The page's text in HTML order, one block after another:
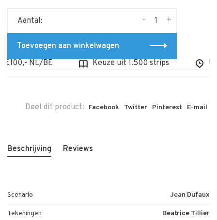
Aantal: +
-
Toevoegen aan winkelwagen
NL/BE
Keuze uit 1.500 strips Uit
Deel dit product: Facebook Twitter Pinterest E-mail
Beschrijving Reviews
Scenario Jean Dufaux
Tekeningen Beatrice Tillier